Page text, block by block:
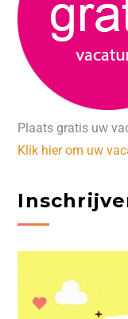
Plaats gratis uw
Klik hier om uw